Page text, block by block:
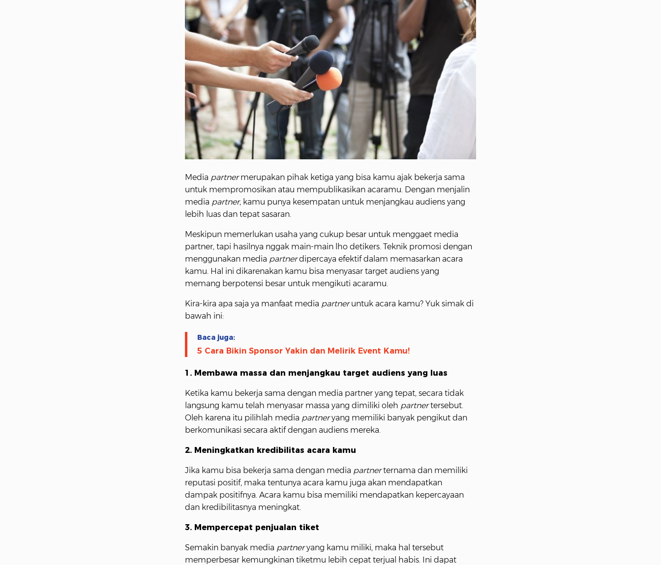
Media partnermerupakan pihak ketiga yang bisa kamu ajak bekerja sama
untuk mempromosikan atau mempublikasikan acaramu. Dengan menjalin
media partner, kamu punya kesempatan untuk menjangkau audiens yang
lebih luas dan tepat sasaran.
Meskipun memerlukan usaha yang cukup besar untuk menggaet media
partner, tapi hasilnya nggak main-main lho detikers. Teknik promosi dengan
menggunakan media partnerdipercaya efektif dalam memasarkan acara
kamu. Hal ini dikarenakan kamu bisa menyasar target audiens yang
memang berpotensi besar untuk mengikuti acaramu.
Kira-kira apa saja ya manfaat media partneruntuk acara kamu? Yuk simak di
bawah ini:
Baca juga:
5 Cara Bikin Sponsor Yakin dan Melirik Event Kamu!
1. Membawa massa dan menjangkau target audiens yang luas
Ketika kamu bekerja sama dengan media partner yang tepat, secara tidak
langsung kamu telah menyasar massa yang dimiliki oleh partnertersebut.
Oleh karena itu pilihlah media partneryang memiliki banyak pengikut dan
berkomunikasi secara aktif dengan audiens mereka.
2. Meningkatkan kredibilitas acara kamu
Jika kamu bisa bekerja sama dengan media partnerternama dan memiliki
reputasi positif, maka tentunya acara kamu juga akan mendapatkan
dampak positifnya. Acara kamu bisa memiliki mendapatkan kepercayaan
dan kredibilitasnya meningkat.
3. Mempercepat penjualan tiket
Semakin banyak media partneryang kamu miliki, maka hal tersebut
memperbesar kemungkinan tiketmu lebih cepat terjual habis. Ini dapat